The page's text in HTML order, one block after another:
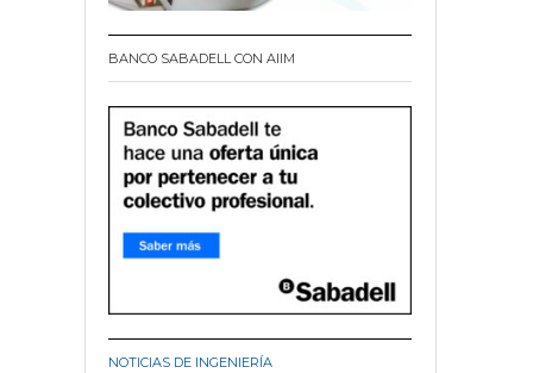
BANCO SABADELL CON AIIM
NOTICIAS DE INGENIERÍA